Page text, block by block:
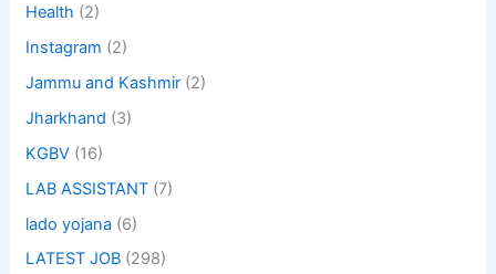
Health (2)
Instagram (2)
Jammu and Kashmir (2)
Jharkhand (3)
KGBV (16)
LAB ASSISTANT (7)
lado yojana (6)
LATEST JOB (298)